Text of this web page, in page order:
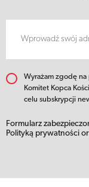
Wyrażam zgodę
Komitet Kopca
celu subskrypcji
Formularz
Polityką prywatności